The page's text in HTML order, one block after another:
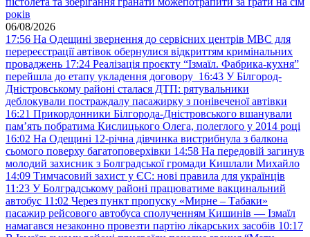
років
06/08/2026
17:56 На Одещині звернення до сервісних центрів МВС для
перереєстрації автівок обернулися відкриттям кримінальних
проваджень 17:24 Реалізація проєкту “Ізмаїл. Фабрика-кухня”
перейшла до етапу укладення договору 16:43 У Білгород-
Дністровському районі сталася ДТП: рятувальники
деблокували постраждалу пасажирку з понівеченої автівки
16:21 Прикордонники Білгорода-Дністровського вшанували
пам’ять побратима Кислицького Олега, полеглого у 2014 році
16:02 На Одещині 12-річна дівчинка вистрибнула з балкона
сьомого поверху багатоповерхівки 14:58 На передовій загинув
молодий захисник з Болградської громади Кишлали Михайло
14:09 Тимчасовий захист у ЄС: нові правила для українців
11:23 У Болградському районі працюватиме вакцинальний
автобус 11:02 Через пункт пропуску «Мирне – Табаки»
пасажир рейсового автобуса сполученням Кишинів — Ізмаїл
намагався незаконно провезти партію лікарських засобів 10:17